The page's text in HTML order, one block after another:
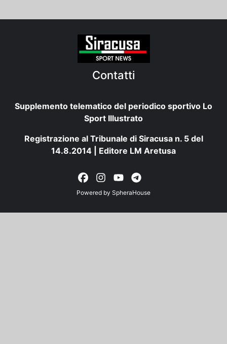
Contatti
Supplemento telematico del periodico sportivo Lo
Sport Illustrato
Registrazione al Tribunale di Siracusa n. 5 del
14.8.2014 | Editore LM Aretusa
Powered by SpheraHouse